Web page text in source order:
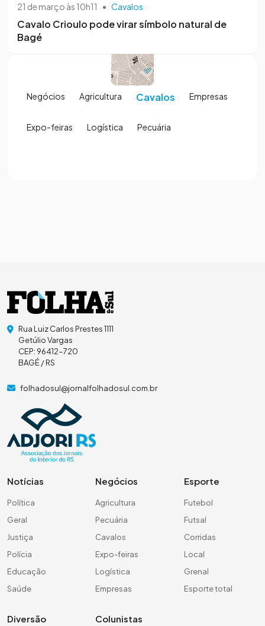
21 de março às 10h11 • Cavalos
Cavalo Crioulo pode virar símbolo natural de
Bagé
Negócios Agricultura Cavalos Empresas
Expo-feiras Logística Pecuária
Rua Luiz Carlos Prestes 1111
Getúlio Vargas
CEP: 96412-720
BAGÉ / RS
folhadosul@jornalfolhadosul.com.br
Notícias
Política
Geral
Justiça
Polícia
Educação
Saúde
Negócios
Agricultura
Pecuária
Cavalos
Expo-feiras
Logística
Empresas
Esporte
Futebol
Futsal
Corridas
Local
Grenal
Esporte total
Diversão Colunistas